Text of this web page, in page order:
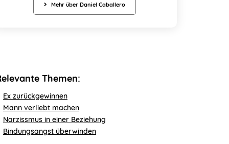
Mehr über Daniel Caballero
Themen:
Ex zurückgewinnen
Mann verliebt machen
Narzissmus in einer Beziehung
Bindungsangst überwinden